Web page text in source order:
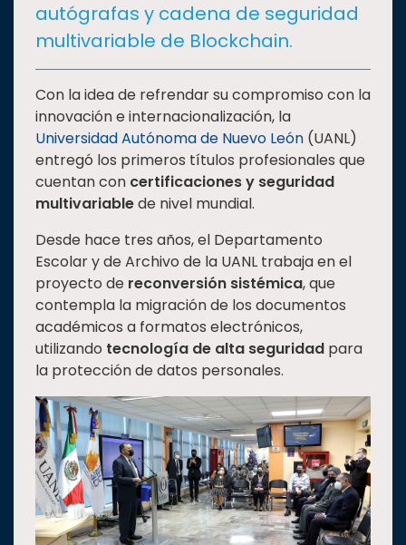
SALUD
SUSTENTABILIDAD
TEMAS
Oferta
Estudiantes
Rectoría
Investigación
Internacionalización
Responsabilidad
Vinculación
Historia
Universiada
Nacional
autógrafas y cadena de seguridad
multivariable de Blockchain.
Con la idea de refrendar su compromiso con la
innovación e internacionalización, la
Universidad Autónoma de Nuevo León (UANL)
entregó los primeros títulos profesionales que
cuentan con certificaciones y seguridad
multivariablede nivel mundial.
Desde hace tres años, el Departamento
Escolar y de Archivo de la UANL trabaja en el
proyecto de reconversión sistémica, que
contempla la migración de los documentos
académicos a formatos electrónicos,
utilizando tecnología de alta seguridad para
la protección de datos personales.